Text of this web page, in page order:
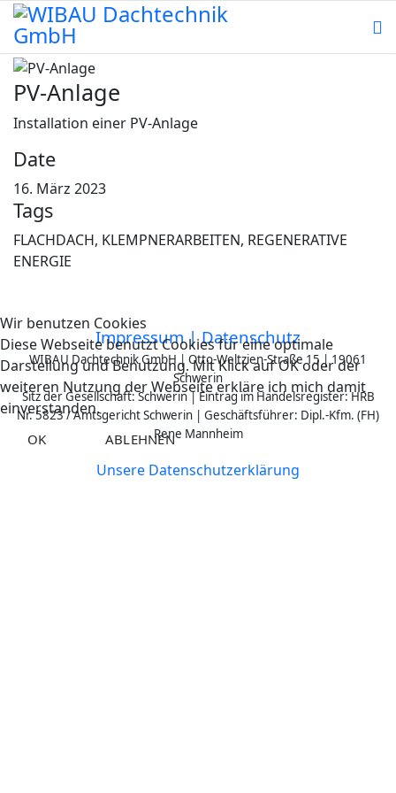
PV-Anlage
Installation einer PV-Anlage
Date
16. März 2023
Tags
FLACHDACH, KLEMPNERARBEITEN, REGENERATIVE
ENERGIE
Impressum | Datenschutz
WIBAU Dachtechnik GmbH | Otto-Weltzien-Straße 15 | 19061
Schwerin
Sitz der Gesellschaft: Schwerin | Eintrag im Handelsregister: HRB
Nr. 5823 / Amtsgericht Schwerin | Geschäftsführer: Dipl.-Kfm. (FH)
Rene Mannheim
Wir benutzen Cookies
Diese Webseite benutzt Cookies für eine optimale
Darstellung und Benutzung. Mit Klick auf OK oder der
weiteren Nutzung der Webseite erkläre ich mich damit
einverstanden.
OK ABLEHNEN
Unsere Datenschutzerklärung